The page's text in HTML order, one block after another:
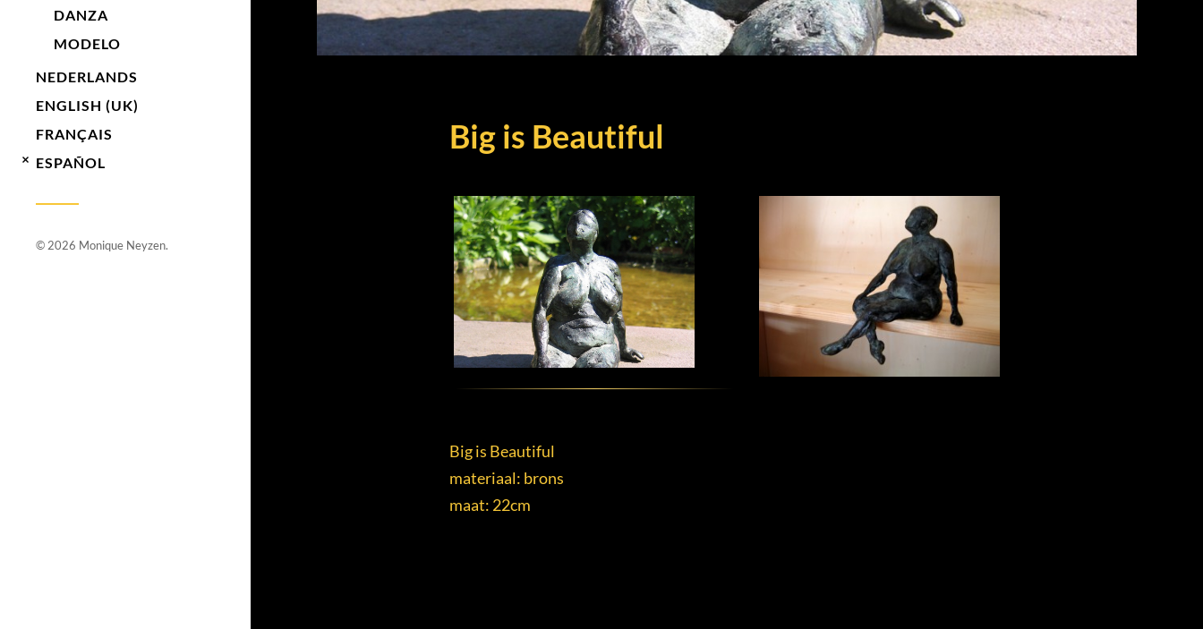
DANZA
MODELO
NEDERLANDS
ENGLISH (UK)
FRANÇAIS
ESPAÑOL
© 2026 Monique Neyzen.
Big is Beautiful
Big is Beautiful
materiaal: brons
maat: 22cm